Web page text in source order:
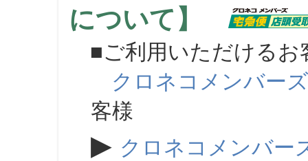
について】
■ご利用いただけるお
クロネコメンバーズ
客様
▶ クロネコメンバー